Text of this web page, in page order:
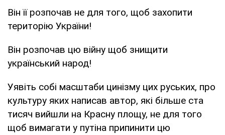
Він її розпочав не для того, щоб захопити
територію України!
Він розпочав цю війну щоб знищити
український народ!
Уявіть собі масштаби цинізму цих руських, про
культуру яких написав автор, які більше ста
тисяч вийшли на Красну площу, не для того
щоб вимагати у путіна припинити цю